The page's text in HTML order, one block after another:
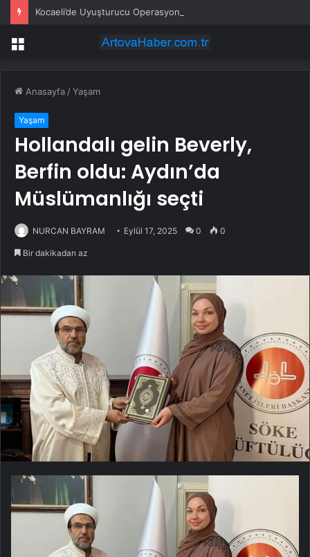
Menü
Anasayfa /Yaşam
Yaşam
Hollandalı gelin Beverly,
Berfin oldu: Aydın’da
Müslümanlığı seçti
NURCAN BAYRAM Eylül 17, 2025 0 0
Bir dakikadan az